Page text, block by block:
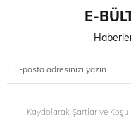
E-
Kaydolarak Şartlar ve